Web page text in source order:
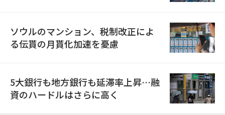
ソウルのマンション、税制改正によ
る伝貰の月貰化加速を憂慮
5大銀行も地方銀行も延滞率上昇…融
資のハードルはさらに高く